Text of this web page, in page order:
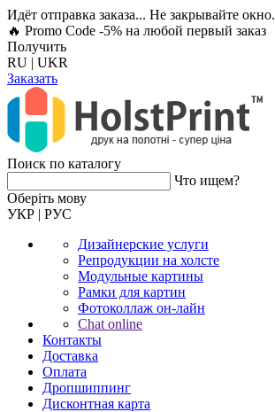
Идёт отправка заказа... Не закрывайте окно.
🔥 Promo Code -5% на любой первый заказ
Получить
RU | UKR
Заказать
Поиск по каталогу
Что ищем?
Оберiть мову
УКР | РУС
Дизайнерские услуги
Репродукции на холсте
Модульные картины
Рамки для картин
Фотоколлаж он-лайн
Chat online
Контакты
Доставка
Оплата
Дропшиппинг
Дисконтная карта